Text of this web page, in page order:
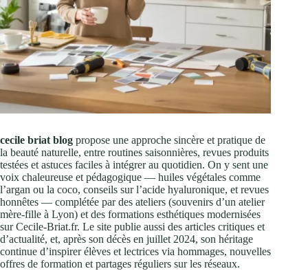
cecile briat blog propose une approche sincère et pratique de
la beauté naturelle, entre routines saisonnières, revues produits
testées et astuces faciles à intégrer au quotidien. On y sent une
voix chaleureuse et pédagogique — huiles végétales comme
l’argan ou la coco, conseils sur l’acide hyaluronique, et revues
honnêtes — complétée par des ateliers (souvenirs d’un atelier
mère‑fille à Lyon) et des formations esthétiques modernisées
sur Cecile-Briat.fr. Le site publie aussi des articles critiques et
d’actualité, et, après son décès en juillet 2024, son héritage
continue d’inspirer élèves et lectrices via hommages, nouvelles
offres de formation et partages réguliers sur les réseaux.